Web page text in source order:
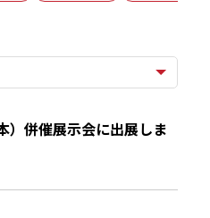
）併催展示会に出展しま